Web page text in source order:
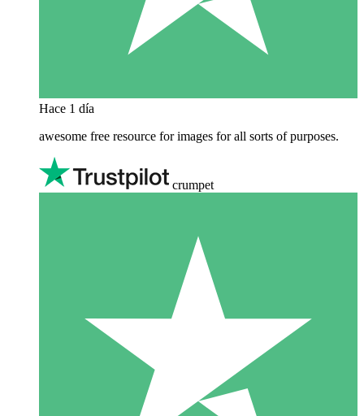
Hace 1 día
awesome free resource for images for all sorts of purposes.
crumpet